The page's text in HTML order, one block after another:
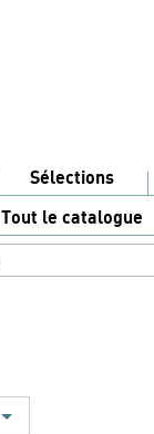
Sélections
Tout le catalogue